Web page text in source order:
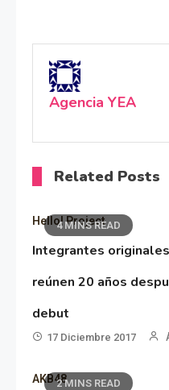
Agencia YEA
Related Posts
4 MINS READ
Hello! Project
Integrantes
reúnen 20 años
debut
17 Diciembre 2017
2 MINS READ
AKB48